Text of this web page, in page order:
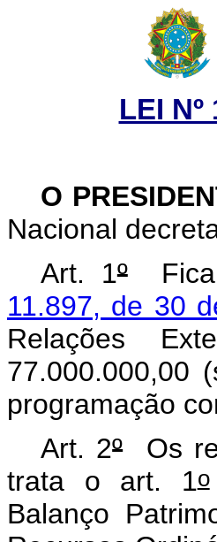
LEI Nº
O
Nacional
Art. 1ºFica
11.897, de 30
Relações
77.000.000,00
programação
Art. 2ºOs
trata o art. 1o
Balanço